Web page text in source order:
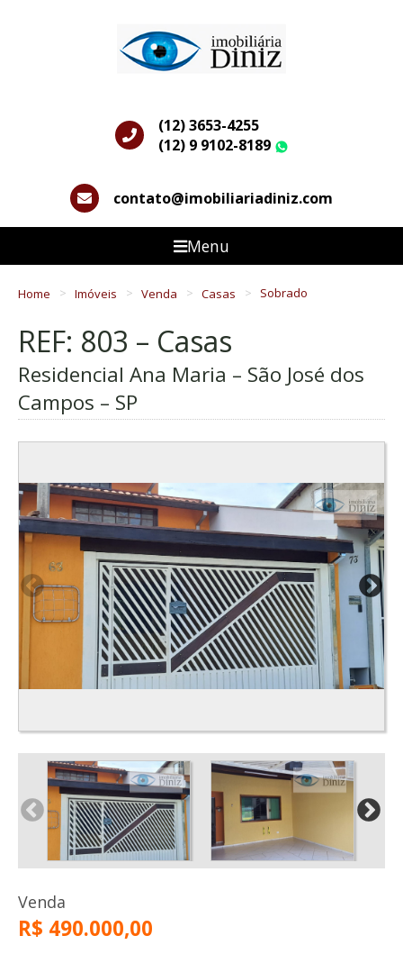
(12) 3653-4255
(12) 9 9102-8189
contato@imobiliariadiniz.com
Menu
Home Imóveis Venda Casas Sobrado
REF: 803 – Casas
Residencial Ana Maria – São José dos
Campos – SP
Venda
R$ 490.000,00